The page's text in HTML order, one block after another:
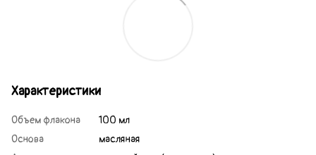
Характеристики
Объем флакона
100 мл
Основа
масляная